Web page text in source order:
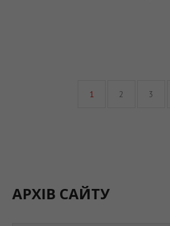
1 2 3
АРХІВ САЙТУ